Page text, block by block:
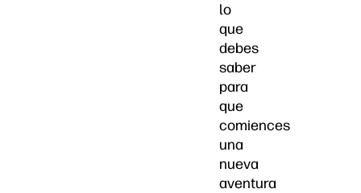
lo
que
debes
saber
para
que
comiences
una
nueva
aventura